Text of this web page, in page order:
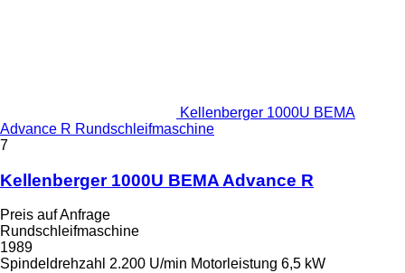
Kellenberger 1000U BEMA
Advance R Rundschleifmaschine
7
Kellenberger 1000U BEMA Advance R
Preis auf Anfrage
Rundschleifmaschine
1989
Spindeldrehzahl 2.200 U/min Motorleistung 6,5 kW